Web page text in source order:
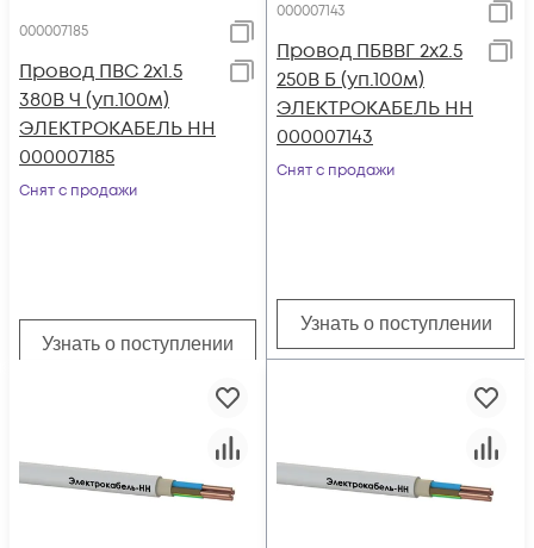
000007185
Провод ПВС 2х1.5
380В Ч (уп.100м)
ЭЛЕКТРОКАБЕЛЬ НН
000007185
Снят с продажи
Узнать о поступлении
000007143
Провод ПБВВГ 2х2.5
250В Б (уп.100м)
ЭЛЕКТРОКАБЕЛЬ НН
000007143
Снят с продажи
Узнать о поступлении